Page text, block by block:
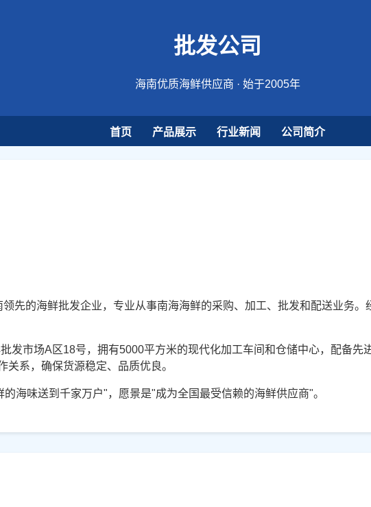
批发公司
海南优质海鲜供应商 · 始于2005年
首页 产品展示 行业新闻 公司简介
先的海鲜批发企业，专业从事南海海鲜的采购、加工、批发和配送业务
发市场A区18号，拥有5000平方米的现代化加工车间和仓储中心，配备先
关系，确保货源稳定、品质优良。
海味送到千家万户"，愿景是"成为全国最受信赖的海鲜供应商"。